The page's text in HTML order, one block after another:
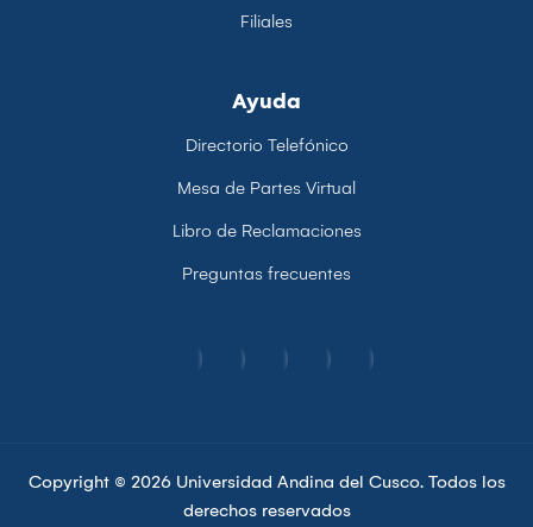
Filiales
Ayuda
Directorio Telefónico
Mesa de Partes Virtual
Libro de Reclamaciones
Preguntas frecuentes
Copyright © 2026 Universidad Andina del Cusco. Todos los
derechos reservados